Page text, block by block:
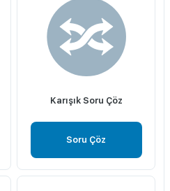
Karışık Soru Çöz
Soru Çöz